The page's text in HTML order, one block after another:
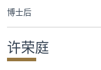
党群工作
学生发展
博士后
许荣庭